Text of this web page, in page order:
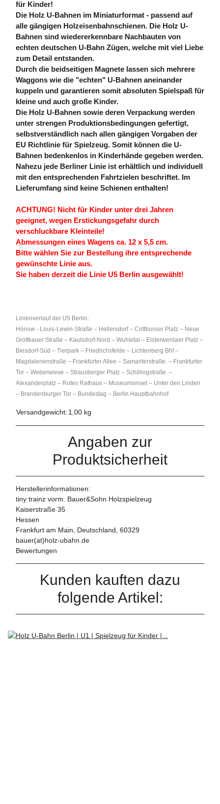
für Kinder!
Die Holz U-Bahnen im Miniaturformat - passend auf
alle gängigen Holzeisenbahnschienen. Die Holz U-
Bahnen sind wiedererkennbare Nachbauten von
echten deutschen U-Bahn Zügen, welche mit viel Liebe
zum Detail entstanden.
Durch die beidseitigen Magnete lassen sich mehrere
Waggons wie die "echten" U-Bahnen aneinander
kuppeln und garantieren somit absoluten Spielspaß für
kleine und auch große Kinder.
Die Holz U-Bahnen sowie deren Verpackung werden
unter strengen Produktionsbedingungen gefertigt,
selbstverständlich nach allen gängigen Vorgaben der
EU Richtlinie für Spielzeug. Somit können die U-
Bahnen bedenkenlos in Kinderhände gegeben werden.
Nahezu jede Berliner Linie ist erhältlich und individuell
mit den entsprechenden Fahrtzielen beschriftet. Im
Lieferumfang sind keine Schienen enthalten!
ACHTUNG! Nicht für Kinder unter drei Jahren
geeignet, wegen Erstickungsgefahr durch
verschluckbare Kleinteile!
Abmessungen eines Wagens ca. 12 x 5,5 cm.
Bitte wählen Sie zur Bestellung ihre entsprechende
gewünschte Linie aus.
Sie haben derzeit die Linie U5 Berlin ausgewählt!
Linienverlauf der U5 Berlin:
Hönow - Louis-Lewin-Straße – Hellersdorf – Cottbusser Platz – Neue
Grottkauer Straße – Kaulsdorf-Nord – Wuhletal – Elsterwerdaer Platz –
Biesdorf-Süd – Tierpark – Friedrichsfelde – Lichtenberg Bhf –
Magdalenenstraße – Frankfurter Allee – Samariterstraße. – Frankfurter
Tor – Weberwiese – Strausberger Platz – Schillingstraße. –
Alexanderplatz – Rotes Rathaus – Museumsinsel – Unter den Linden
– Brandenburger Tor – Bundestag – Berlin Hauptbahnhof
Versandgewicht: 1,00 kg
Angaben zur
Produktsicherheit
Herstellerinformationen:
tiny trainz vorm. Bauer&Sohn Holzspielzeug
Kaiserstraße 35
Hessen
Frankfurt am Main, Deutschland, 60329
bauer(at)holz-ubahn.de
Bewertungen
Kunden kauften dazu
folgende Artikel: